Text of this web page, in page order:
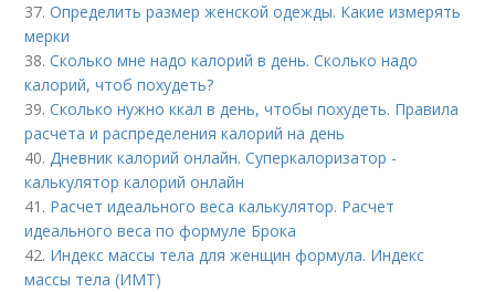
37.Определить размер женской одежды. Какие измерять
мерки
38.Сколько мне надо калорий в день. Сколько надо
калорий, чтоб похудеть?
39.Сколько нужно ккал в день, чтобы похудеть. Правила
расчета и распределения калорий на день
40.Дневник калорий онлайн. Суперкалоризатор -
калькулятор калорий онлайн
41. Расчет идеального веса калькулятор. Расчет
идеального веса по формуле Брока
42. Индекс массы тела для женщин формула. Индекс
массы тела (ИМТ)